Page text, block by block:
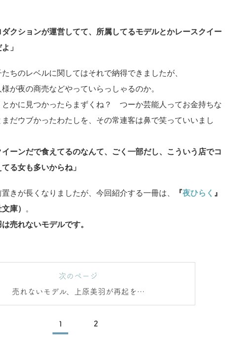
ダクションが運営してて、所属してるモデルとかレースクイー
」
ちのレベルに関してはそれで納得できましたが、
が夜の商売などやっていらっしゃるのか。
とかに見つかったらまずくね？ つーか芸能人ってお金持ちな
だウブかったわたしを、その常連客は鼻で笑っていいまし
イーンだで食えてるのなんて、ごく一部だし、こういう店でコ
る女も多いからね」
きが長くなりましたが、今回紹介する一冊は、 『夜ひらく 』
庫）
。
売れないモデルです。
次のページ
売れないモデル、上原美羽が再起を望
むオーディションのために
1 2